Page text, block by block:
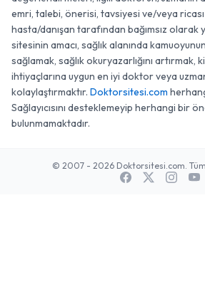
emri, talebi, önerisi, tavsiyesi ve/veya ricası
hasta/danışan tarafından bağımsız olarak
sitesinin amacı, sağlık alanında
sağlamak, sağlık okuryazarlığını artırmak,
ihtiyaçlarına uygun en iyi doktor veya
kolaylaştırmaktır. Doktorsitesi.com
Sağlayıcısını desteklemeyip herhangi bir
bulunmamaktadır.
© 2007 - 2026 Doktorsitesi.com. Tüm